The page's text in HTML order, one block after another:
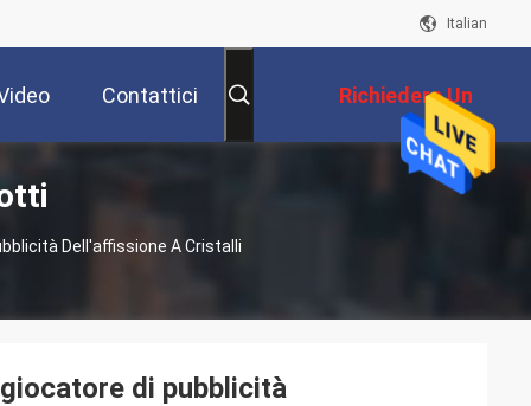
Italian
Contattici Richiedere Un
Preventivo
Dell'affissione A Cristalli
di pubblicità